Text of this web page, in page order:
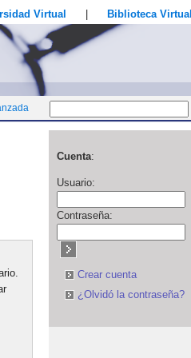
Virtual Biblioteca Virtual
Cuenta:
Usuario:
Contraseña:
Crear cuenta
¿Olvidó la contraseña?